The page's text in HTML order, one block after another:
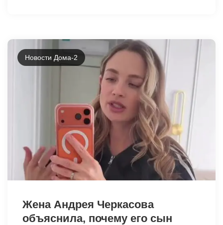
Новости Дома-2
Жена Андрея Черкасова
объяснила, почему его сын